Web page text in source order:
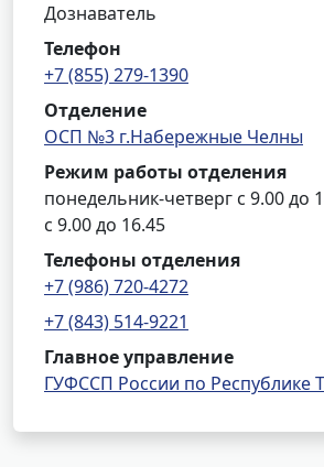
Дознаватель
Телефон
+7 (855) 279-1390
Отделение
ОСП №3 г.Набережные Челны
Режим работы отделения
понедельник-четверг с 9.00 до
с 9.00 до 16.45
Телефоны отделения
+7 (986) 720-4272
+7 (843) 514-9221
Главное управление
ГУФССП России по Республике